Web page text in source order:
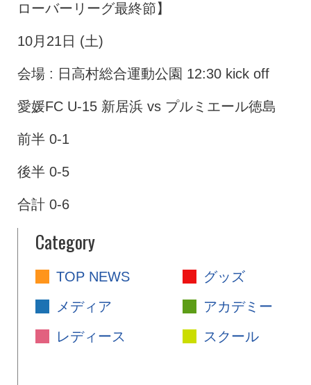
スポンサー
ローバーリーグ最終節】
10月21日 (土)
会場 : 日高村総合運動公園 12:30 kick off
愛媛FC U-15 新居浜 vs プルミエール徳島
前半 0-1
後半 0-5
合計 0-6
Category
TOP NEWS
グッズ
メディア
アカデミー
レディース
スクール